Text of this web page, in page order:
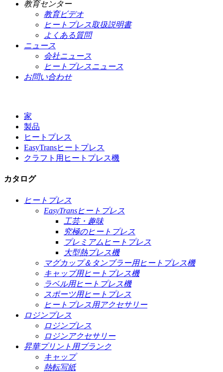
教育センター
教育ビデオ
ヒートプレス取扱説明書
よくある質問
ニュース
会社ニュース
ヒートプレスニュース
お問い合わせ
家
製品
ヒートプレス
EasyTransヒートプレス
クラフト用ヒートプレス機
カタログ
ヒートプレス
EasyTransヒートプレス
工芸・趣味
究極のヒートプレス
プレミアムヒートプレス
大型熱プレス機
マグカップ＆タンブラー用ヒートプレス機
キャップ用ヒートプレス機
ラベル用ヒートプレス機
スポーツ用ヒートプレス
ヒートプレス用アクセサリー
ロジンプレス
ロジンプレス
ロジンアクセサリー
昇華プリント用ブランク
キャップ
熱転写紙